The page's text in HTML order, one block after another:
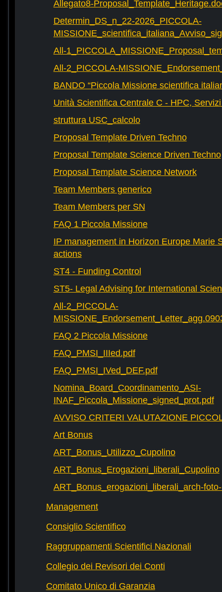
Allegato8-
Determin_DS_n_22-2026_PICCOLA-
All-
All-2_PICCOLA-
BANDO “Piccola Missione scientifica
Unità Scientifica Centrale C - HPC,
struttura USC_calcolo
Proposal Template Driven Techno
Proposal Template Science Driven Techno
Proposal Template Science Network
Team Members generico
Team Members per SN
FAQ 1 Piccola Missione
IP management in Horizon Europe Marie
actions
ST4 - Funding Control
ST5- Legal Advising for International
All-2_PICCOLA-
FAQ 2 Piccola Missione
FAQ_PMSI_IIIed.pdf
FAQ_PMSI_IVed_DEF.pdf
Nomina_Board_Coordinamento_ASI-
INAF_Piccola_Missione_signed_prot.pdf
AVVISO CRITERI VALUTAZIONE
Art Bonus
ART_Bonus_Utilizzo_Cupolino
ART_Bonus_Erogazioni_liberali_Cupolino
ART_Bonus_erogazioni_liberali_arch-
Management
Consiglio Scientifico
Raggruppamenti Scientifici Nazionali
Collegio dei Revisori dei Conti
Comitato Unico di Garanzia